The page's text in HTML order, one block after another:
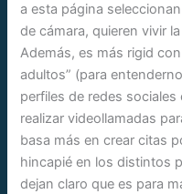
a esta página
de cámara, quieren vivir
Además, es más rigid
adultos” (para
perfiles de redes
realizar videollamadas
basa más en crear citas
hincapié en los distintos
dejan claro que es para